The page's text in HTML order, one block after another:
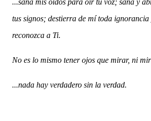
...sana mis oídos para oír tu voz; sana y
tus signos; destierra de mí toda ignorancia
reconozca a Ti.
No es lo mismo tener ojos que mirar, ni
...nada hay verdadero sin la verdad.